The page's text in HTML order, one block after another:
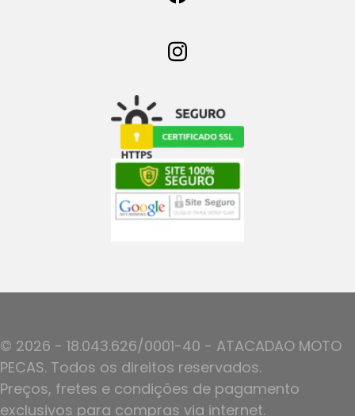
© 2026 - 18.043.626/0001-40 - ATACADAO MOTO
PECAS. Todos os direitos reservados.
Preços, fretes e condições de pagamento
exclusivos para compras via internet.